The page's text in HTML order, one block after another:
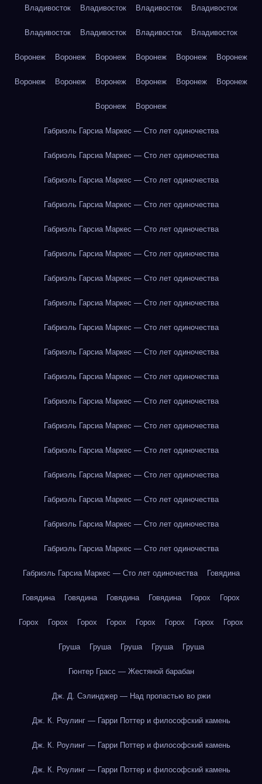
Владивосток Владивосток Владивосток Владивосток
Владивосток Владивосток Владивосток Владивосток
Воронеж Воронеж Воронеж Воронеж Воронеж Воронеж
Воронеж Воронеж Воронеж Воронеж Воронеж Воронеж
Воронеж Воронеж
Габриэль Гарсиа Маркес — Сто лет одиночества
Габриэль Гарсиа Маркес — Сто лет одиночества
Габриэль Гарсиа Маркес — Сто лет одиночества
Габриэль Гарсиа Маркес — Сто лет одиночества
Габриэль Гарсиа Маркес — Сто лет одиночества
Габриэль Гарсиа Маркес — Сто лет одиночества
Габриэль Гарсиа Маркес — Сто лет одиночества
Габриэль Гарсиа Маркес — Сто лет одиночества
Габриэль Гарсиа Маркес — Сто лет одиночества
Габриэль Гарсиа Маркес — Сто лет одиночества
Габриэль Гарсиа Маркес — Сто лет одиночества
Габриэль Гарсиа Маркес — Сто лет одиночества
Габриэль Гарсиа Маркес — Сто лет одиночества
Габриэль Гарсиа Маркес — Сто лет одиночества
Габриэль Гарсиа Маркес — Сто лет одиночества
Габриэль Гарсиа Маркес — Сто лет одиночества
Габриэль Гарсиа Маркес — Сто лет одиночества
Габриэль Гарсиа Маркес — Сто лет одиночества
Габриэль Гарсиа Маркес — Сто лет одиночества Говядина
Говядина Говядина Говядина Говядина Горох Горох
Горох Горох Горох Горох Горох Горох Горох Горох
Груша Груша Груша Груша Груша
Гюнтер Грасс — Жестяной барабан
Дж. Д. Сэлинджер — Над пропастью во ржи
Дж. К. Роулинг — Гарри Поттер и философский камень
Дж. К. Роулинг — Гарри Поттер и философский камень
Дж. К. Роулинг — Гарри Поттер и философский камень